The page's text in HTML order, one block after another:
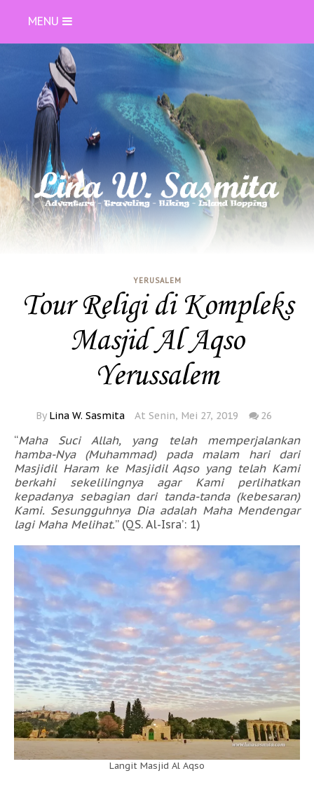
MENU
YERUSALEM
Tour Religi di Kompleks
Masjid Al Aqso
Yerussalem
By Lina W. Sasmita At Senin, Mei 27, 2019 26
“Maha Suci Allah, yang telah memperjalankan
hamba-Nya (Muhammad) pada malam hari dari
Masjidil Haram ke Masjidil Aqso yang telah Kami
berkahi sekelilingnya agar Kami perlihatkan
kepadanya sebagian dari tanda-tanda (kebesaran)
Kami. Sesungguhnya Dia adalah Maha Mendengar
lagi Maha Melihat.” (QS. Al-Isra’: 1)
Langit Masjid Al Aqso